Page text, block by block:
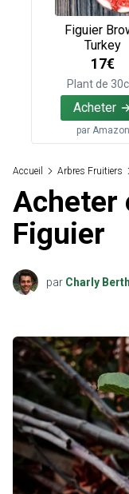
Figuier
Turkey
17€
Plant de
Acheter
par Amazon
Accueil Arbres Fruitiers
Acheter
Figuier
par Charly